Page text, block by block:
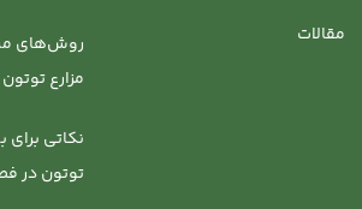
مقالات
روش‌‌های
مزارع توتون +
نکاتی
توتون در